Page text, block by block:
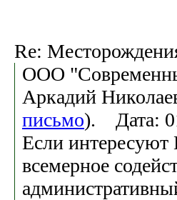
Re:
ООО
Аркадий
письмо). Дата:
Если интересуют
всемерное